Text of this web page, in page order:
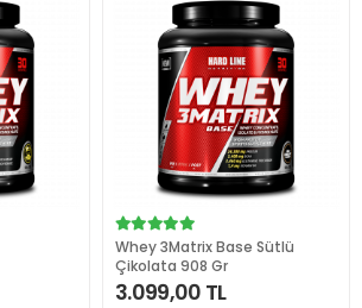
Whey 3Matrix Base Sütlü
Çikolata 908 Gr
3.099,00 TL